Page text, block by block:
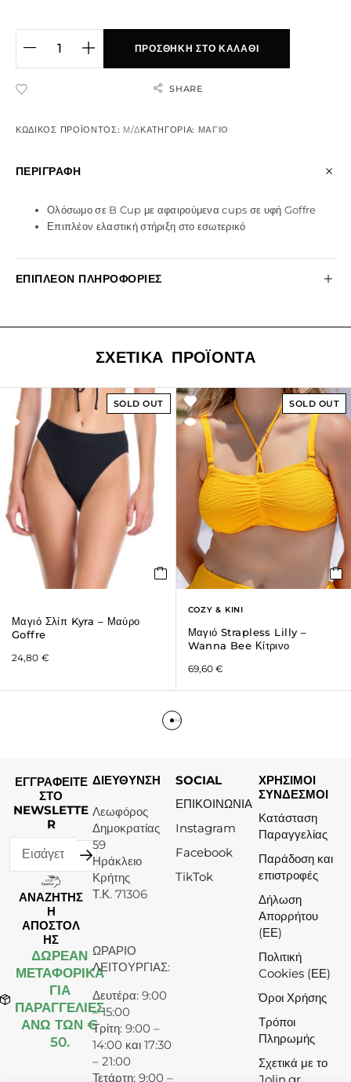
ΠΡΟΣΘΉΚΗ ΣΤΟ ΚΑΛΆΘΙ
SHARE
ΚΩΔΙΚΌΣ ΠΡΟΪΌΝΤΟΣ: Μ/ΔΚΑΤΗΓΟΡΊΑ: ΜΑΓΙΟ
ΠΕΡΙΓΡΑΦΉ
Ολόσωμο σε B Cup με αφαιρούμενα cups σε υφή Goffre
Επιπλέον ελαστική στήριξη στο εσωτερικό
ΕΠΙΠΛΈΟΝ ΠΛΗΡΟΦΟΡΊΕΣ
ΣΧΕΤΙΚΆ ΠΡΟΪΌΝΤΑ
SOLD OUT
Μαγιό Σλίπ Kyra – Μαύρο
Goffre
24,80 €
SOLD OUT
COZY & KINI
Μαγιό Strapless Lilly –
Wanna Bee Κίτρινο
69,60€
ΕΓΓΡΑΦΕΙΤΕ
ΣΤΟ
NEWSLETTE
R
ΑΝΑΖΗΤΗΣ
Η
ΑΠΟΣΤΟΛ
ΗΣ
ΔΩΡΕΆΝ
ΜΕΤΑΦΟΡΙΚΑ
ΓΙΑ
ΠΑΡΑΓΓΕΛΙΕΣ
ΑΝΩ ΤΩΝ €
50.
ΔΙΕΥΘΥΝΣΗ
Λεωφόρος
Δημοκρατίας
59
Ηράκλειο
Κρήτης
Τ.Κ. 71306
ΩΡΑΡΙΟ
ΛΕΙΤΟΥΡΓΙΑΣ:
Δευτέρα: 9:00
– 15:00
Τρίτη: 9:00 –
14:00 και 17:30
– 21:00
Τετάρτη: 9:00 –
SOCIAL
ΕΠΙΚΟΙΝΩΝΙΑ
Instagram
Facebook
TikTok
ΧΡΗΣΙΜΟΙ
ΣΥΝΔΕΣΜΟΙ
Κατάσταση
Παραγγελίας
Παράδοση και
επιστροφές
Δήλωση
Απορρήτου
(ΕΕ)
Πολιτική
Cookies (ΕΕ)
Όροι Χρήσης
Τρόποι
Πληρωμής
Σχετικά με το